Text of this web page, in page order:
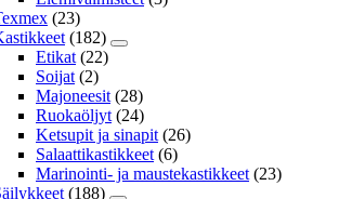
(23)
(182)
Etikat (22)
Soijat (2)
Majoneesit (28)
Ruokaöljyt (24)
Ketsupit ja sinapit (26)
Salaattikastikkeet (6)
Marinointi- ja maustekastikkeet (23)
(188)